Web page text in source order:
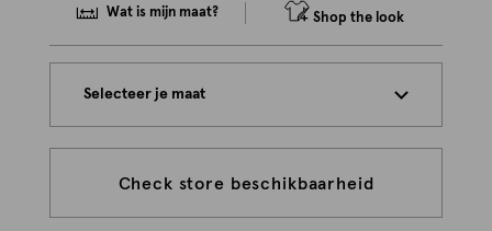
Wat is mijn maat? Shop the look
Selecteer je maat
Check store beschikbaarheid